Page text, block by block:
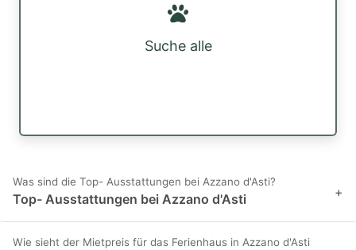
Suche alle
Was sind die Top- Ausstattungen bei Azzano d'Asti?
Top- Ausstattungen bei Azzano d'Asti +
Wie sieht der Mietpreis für das Ferienhaus in Azzano d'Asti